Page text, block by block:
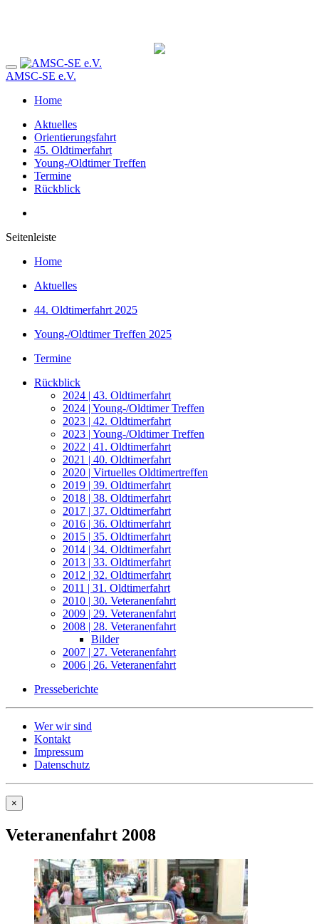
AMSC-SE e.V.
Home
Aktuelles
Orientierungsfahrt
45. Oldtimerfahrt
Young-/Oldtimer Treffen
Termine
Rückblick
Seitenleiste
Home
Aktuelles
44. Oldtimerfahrt 2025
Young-/Oldtimer Treffen 2025
Termine
Rückblick
2024 | 43. Oldtimerfahrt
2024 | Young-/Oldtimer Treffen
2023 | 42. Oldtimerfahrt
2023 | Young-/Oldtimer Treffen
2022 | 41. Oldtimerfahrt
2021 | 40. Oldtimerfahrt
2020 | Virtuelles Oldtimertreffen
2019 | 39. Oldtimerfahrt
2018 | 38. Oldtimerfahrt
2017 | 37. Oldtimerfahrt
2016 | 36. Oldtimerfahrt
2015 | 35. Oldtimerfahrt
2014 | 34. Oldtimerfahrt
2013 | 33. Oldtimerfahrt
2012 | 32. Oldtimerfahrt
2011 | 31. Oldtimerfahrt
2010 | 30. Veteranenfahrt
2009 | 29. Veteranenfahrt
2008 | 28. Veteranenfahrt
Bilder
2007 | 27. Veteranenfahrt
2006 | 26. Veteranenfahrt
Presseberichte
Wer wir sind
Kontakt
Impressum
Datenschutz
×
Veteranenfahrt 2008